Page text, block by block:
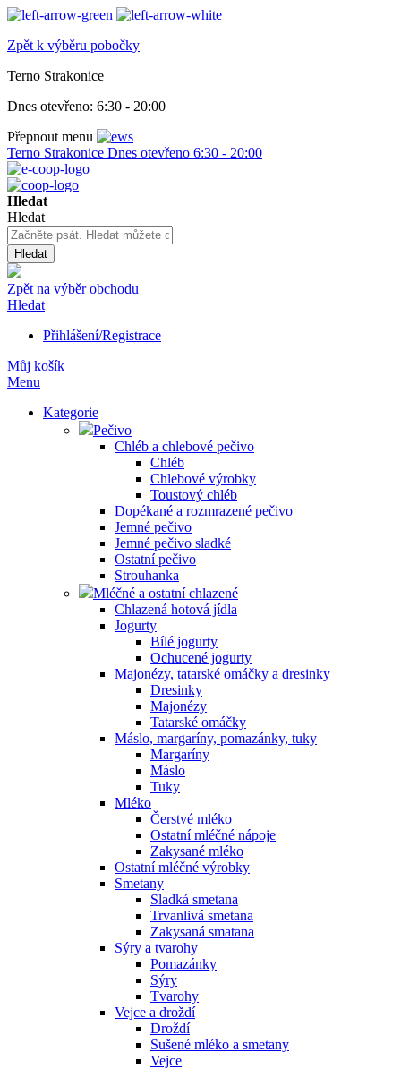
Zpět k výběru pobočky
Terno Strakonice
Dnes otevřeno: 6:30 - 20:00
Přepnout menu
Terno Strakonice Dnes otevřeno 6:30 - 20:00
Hledat
Hledat
Hledat
Zpět na výběr obchodu
Hledat
Přihlášení/Registrace
Můj košík
Menu
Kategorie
Pečivo
Chléb a chlebové pečivo
Chléb
Chlebové výrobky
Toustový chléb
Dopékané a rozmrazené pečivo
Jemné pečivo
Jemné pečivo sladké
Ostatní pečivo
Strouhanka
Mléčné a ostatní chlazené
Chlazená hotová jídla
Jogurty
Bílé jogurty
Ochucené jogurty
Majonézy, tatarské omáčky a dresinky
Dresinky
Majonézy
Tatarské omáčky
Máslo, margaríny, pomazánky, tuky
Margaríny
Máslo
Tuky
Mléko
Čerstvé mléko
Ostatní mléčné nápoje
Zakysané mléko
Ostatní mléčné výrobky
Smetany
Sladká smetana
Trvanlivá smetana
Zakysaná smatana
Sýry a tvarohy
Pomazánky
Sýry
Tvarohy
Vejce a droždí
Droždí
Sušené mléko a smetany
Vejce